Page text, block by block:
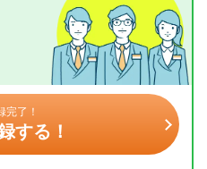
完了！
する！